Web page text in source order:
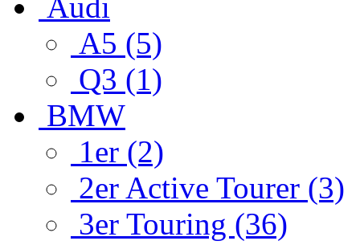
Audi
A5 (5)
Q3 (1)
BMW
1er (2)
2er Active Tourer (3)
3er Touring (36)